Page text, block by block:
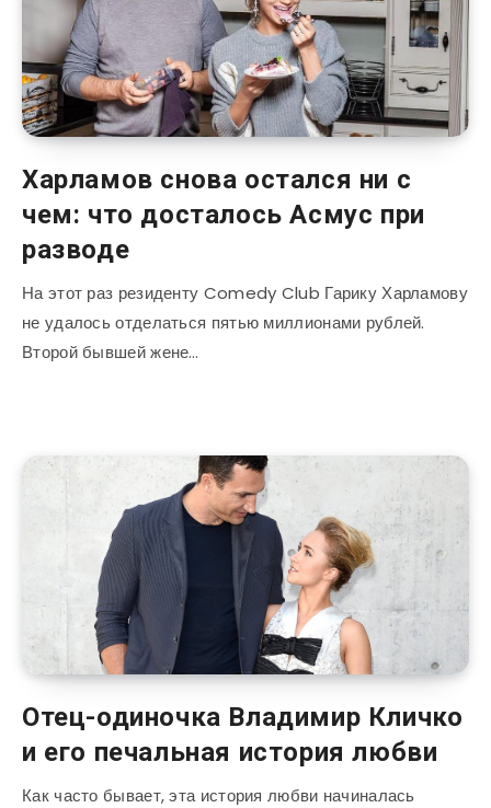
Харламов снова остался ни с
чем: что досталось Асмус при
разводе
На этот раз резиденту Comedy Club Гарику Харламову
не удалось отделаться пятью миллионами рублей.
Второй бывшей жене…
Отец-одиночка Владимир Кличко
и его печальная история любви
Как часто бывает, эта история любви начиналась